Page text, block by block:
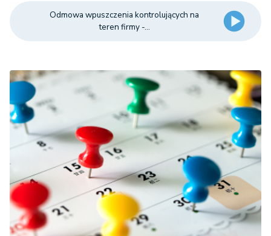
Odmowa wpuszczenia kontrolujących na
teren firmy -...